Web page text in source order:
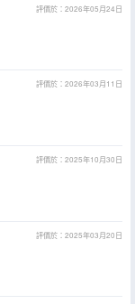
評價於：2026年05月24日
評價於：2026年03月11日
評價於：2025年10月30日
評價於：2025年03月20日